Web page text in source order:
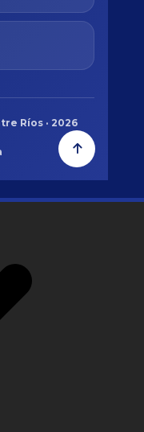
Ríos · 2026